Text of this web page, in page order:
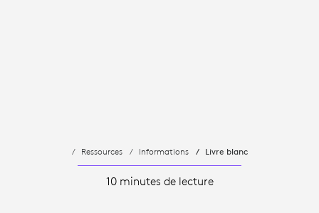
Ressources Informations Livre blanc
10 minutes de lecture